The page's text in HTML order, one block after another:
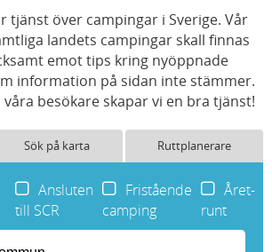
tjänst över campingar i Sverige. Vår
landets campingar skall finnas
emot tips kring nyöppnade
information på sidan inte stämmer.
besökare skapar vi en bra tjänst!
Sök på karta Ruttplanerare
Ansluten
till SCR
Fristående
camping
Året-
runt